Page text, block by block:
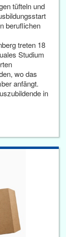
tüfteln und
beruflichen
treten 18
Studium
wo das
anfängt.
in